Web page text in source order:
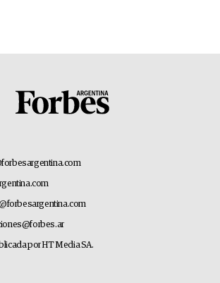
por HT Media SA.